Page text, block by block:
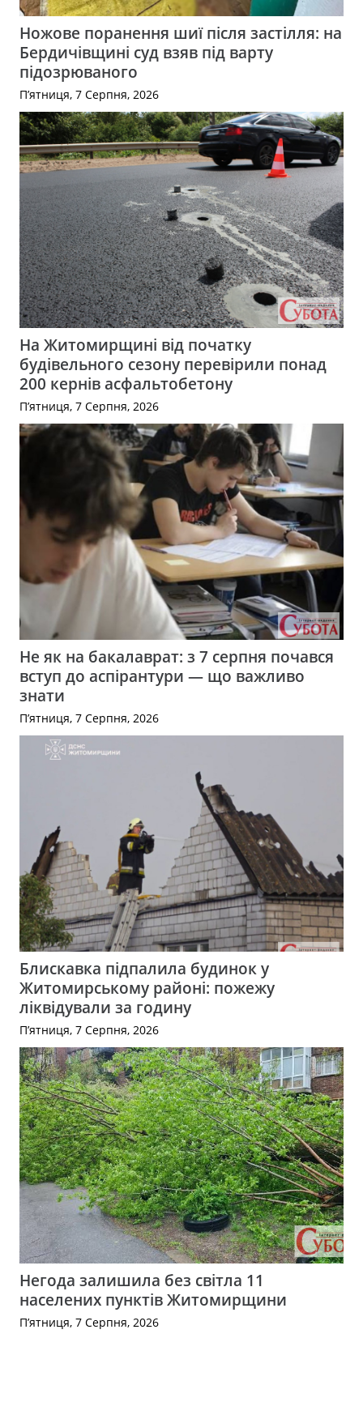
Ножове поранення шиї після застілля: на
Бердичівщині суд взяв під варту
підозрюваного
П’ятниця, 7 Серпня, 2026
На Житомирщині від початку
будівельного сезону перевірили понад
200 кернів асфальтобетону
П’ятниця, 7 Серпня, 2026
Не як на бакалаврат: з 7 серпня почався
вступ до аспірантури — що важливо
знати
П’ятниця, 7 Серпня, 2026
Блискавка підпалила будинок у
Житомирському районі: пожежу
ліквідували за годину
П’ятниця, 7 Серпня, 2026
Негода залишила без світла 11
населених пунктів Житомирщини
П’ятниця, 7 Серпня, 2026